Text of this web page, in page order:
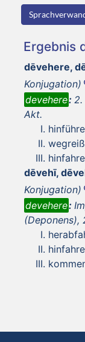
Ergebnis
dēvehere,
Konjugation)
devehere: 2.
Akt.
dēvehī,
Konjugation)
devehere:
(Deponens),